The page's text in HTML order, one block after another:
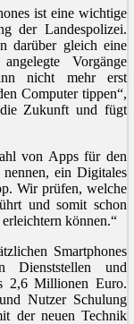
ist eine wichtige
der Landespolizei.
darüber gleich eine
Vorgänge
nicht mehr erst
Computer tippen“,
Zukunft und fügt
von Apps für den
ein Digitales
Wir prüfen, welche
und somit schon
können.“
Smartphones
und
2,6 Millionen Euro.
Nutzer Schulung
der neuen Technik